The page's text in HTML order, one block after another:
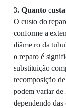
3. Quanto
O custo do
conforme a
diâmetro da
o reparo é
substituição
recomposição
podem variar de
dependendo das